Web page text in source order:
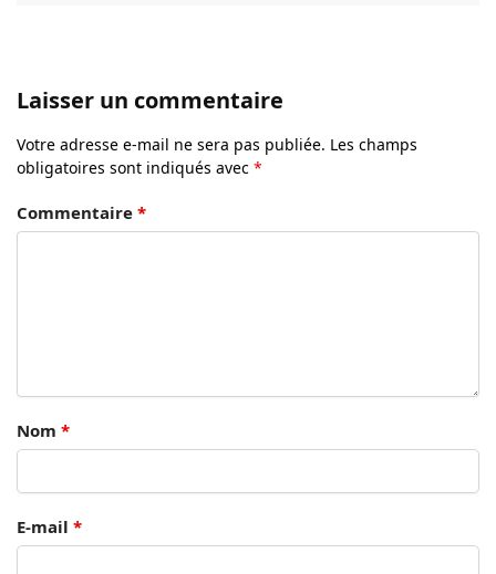
Laisser un commentaire
Votre adresse e-mail ne sera pas publiée. Les champs
obligatoires sont indiqués avec *
Commentaire *
Nom *
E-mail *